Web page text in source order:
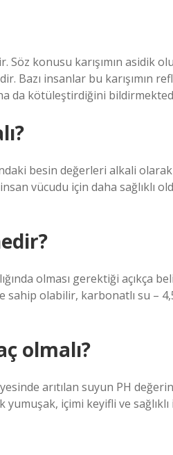
Söz konusu karışımın asidik
Bazı insanlar bu karışımın
da kötüleştirdiğini
besin değerleri alkali
vücudu için daha sağlıklı
olması gerektiği açıkça
sahip olabilir, karbonatlı su –
olmalı?
arıtılan suyun PH
içimi keyifli ve